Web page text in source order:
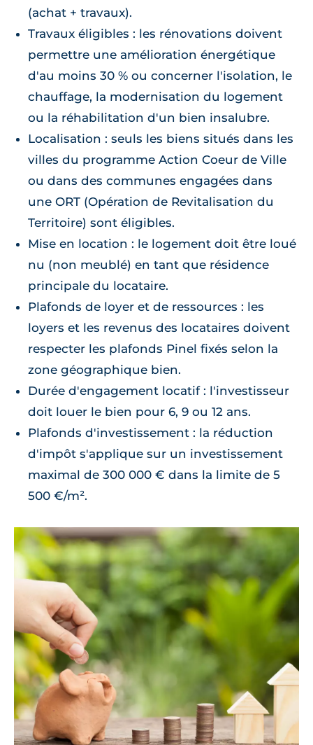
(achat + travaux).
Travaux éligibles : les rénovations doivent
permettre une amélioration énergétique
d'au moins 30 % ou concerner l'isolation, le
chauffage, la modernisation du logement
ou la réhabilitation d'un bien insalubre.
Localisation : seuls les biens situés dans les
villes du programme Action Coeur de Ville
ou dans des communes engagées dans
une ORT (Opération de Revitalisation du
Territoire) sont éligibles.
Mise en location : le logement doit être loué
nu (non meublé) en tant que résidence
principale du locataire.
Plafonds de loyer et de ressources : les
loyers et les revenus des locataires doivent
respecter les plafonds Pinel fixés selon la
zone géographique bien.
Durée d'engagement locatif : l'investisseur
doit louer le bien pour 6, 9 ou 12 ans.
Plafonds d'investissement : la réduction
d'impôt s'applique sur un investissement
maximal de 300 000 € dans la limite de 5
500 €/m².